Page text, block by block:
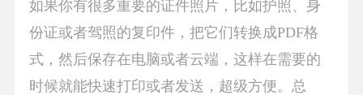
如果你有很多重要的证件照片，比如护照、身
份证或者驾照的复印件，把它们转换成PDF格
式，然后保存在电脑或者云端，这样在需要的
时候就能快速打印或者发送，超级方便。总